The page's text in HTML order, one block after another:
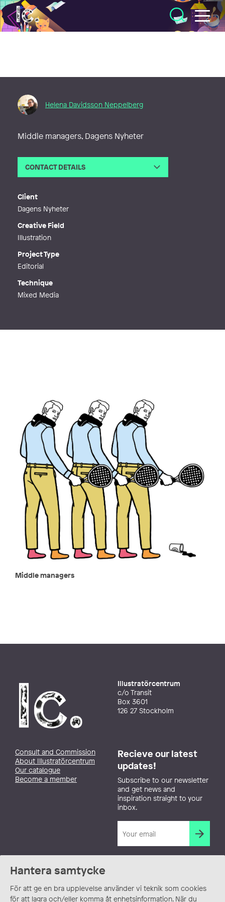
Hantera samtycke
För att ge en bra upplevelse använder vi teknik som cookies
för att lagra och/eller komma åt enhetsinformation. När du
Illustratörcentrum
Helena Davidsson Neppelberg
Middle managers, Dagens Nyheter
CONTACT DETAILS
Client
Dagens Nyheter
Creative Field
Illustration
Project Type
Editorial
Technique
Mixed Media
Middle managers
Illustratörcentrum
c/o Transit
Box 3601
126 27 Stockholm
Consult and Commission
About Illustratörcentrum
Our catalogue
Become a member
Recieve our latest
updates!
Subscribe to our newsletter
and get news and
inspiration straight to your
inbox.